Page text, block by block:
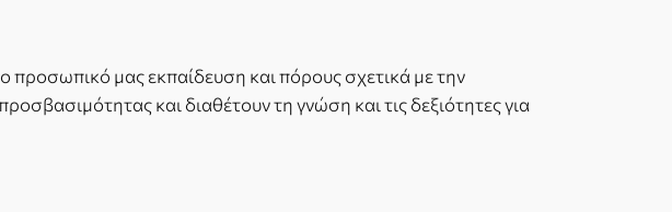
μας εκπαίδευση και πόρους σχετικά με την
και διαθέτουν τη γνώση και τις δεξιότητες για